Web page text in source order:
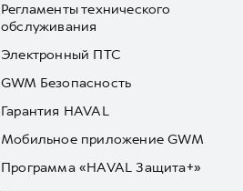
Регламенты технического
обслуживания
Электронный ПТС
GWM Безопасность
Гарантия HAVAL
Мобильное приложение GWM
Программа «HAVAL Защита+»